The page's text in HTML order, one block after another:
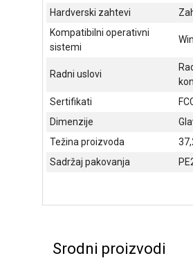
Hardverski zahtevi
Kompatibilni operativni
sistemi
Radni uslovi
Sertifikati
Dimenzije
Težina proizvoda
Sadržaj pakovanja
Srodni proizvodi